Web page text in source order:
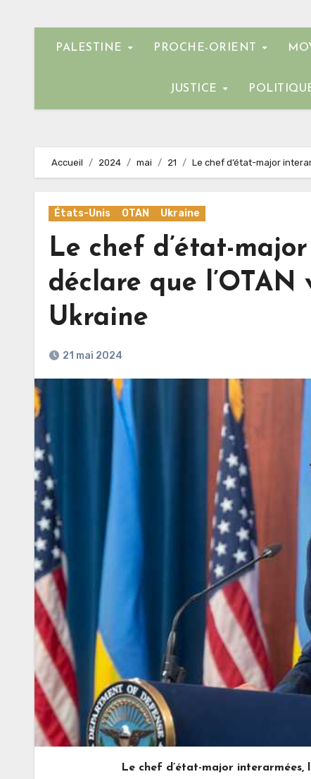
PALESTINE PROCHE-ORIENT
JUSTICE
Accueil 2024 mai 21 Le chef d’état-major
États-Unis OTAN Ukraine
Le chef d’état-
déclare que
Ukraine
21 mai 2024
Le chef d’état-major